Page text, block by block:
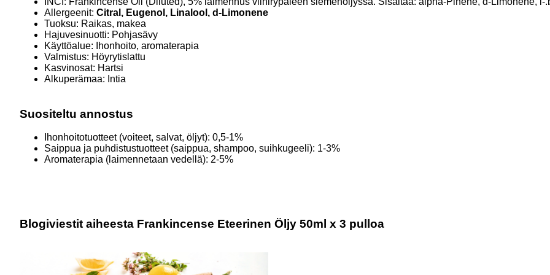
Allergeenit: Citral, Eugenol, Linalool, d-Limonene
Tuoksu: Raikas, makea
Hajuvesinuotti: Pohjasävy
Käyttöalue: Ihonhoito, aromaterapia
Valmistus: Höyrytislattu
Kasvinosat: Hartsi
Alkuperämaa: Intia
Suositeltu annostus
Ihonhoitotuotteet (voiteet, salvat, öljyt): 0,5-1%
Saippua ja puhdistustuotteet (saippua, shampoo, suihkugeeli): 1-3%
Aromaterapia (laimennetaan vedellä): 2-5%
Blogiviestit aiheesta Frankincense Eteerinen Öljy 50ml x 3 pulloa